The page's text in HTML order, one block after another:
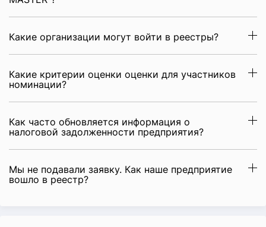
Какие организации могут войти в реестры?
Какие критерии оценки оценки для участников
номинации?
Как часто обновляется информация о
налоговой задолженности предприятия?
Мы не подавали заявку. Как наше предприятие
вошло в реестр?